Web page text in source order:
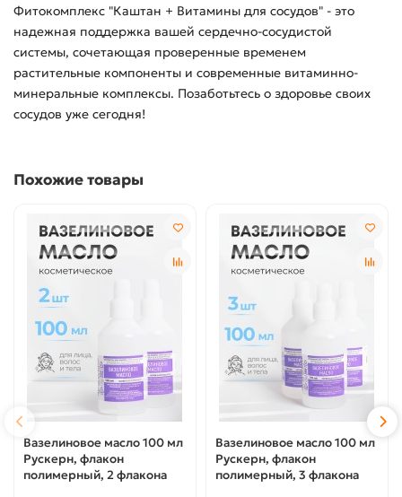
Фитокомплекс "Каштан + Витамины для сосудов" - это
надежная поддержка вашей сердечно-сосудистой
системы, сочетающая проверенные временем
растительные компоненты и современные витаминно-
минеральные комплексы. Позаботьтесь о здоровье своих
сосудов уже сегодня!
Похожие товары
Вазелиновое масло 100 мл
Рускерн, флакон
полимерный, 2 флакона
Вазелиновое масло 100 мл
Рускерн, флакон
полимерный, 3 флакона